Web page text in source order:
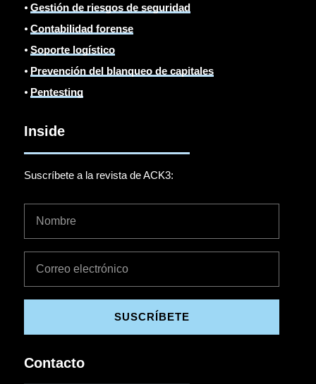
⦁Gestión de riesgos de seguridad
⦁Contabilidad forense
⦁Soporte logístico
⦁ Prevención del blanqueo de capitales
⦁ Pentesting
Inside
Suscríbete a la revista de ACK3:
SUSCRÍBETE
Contacto